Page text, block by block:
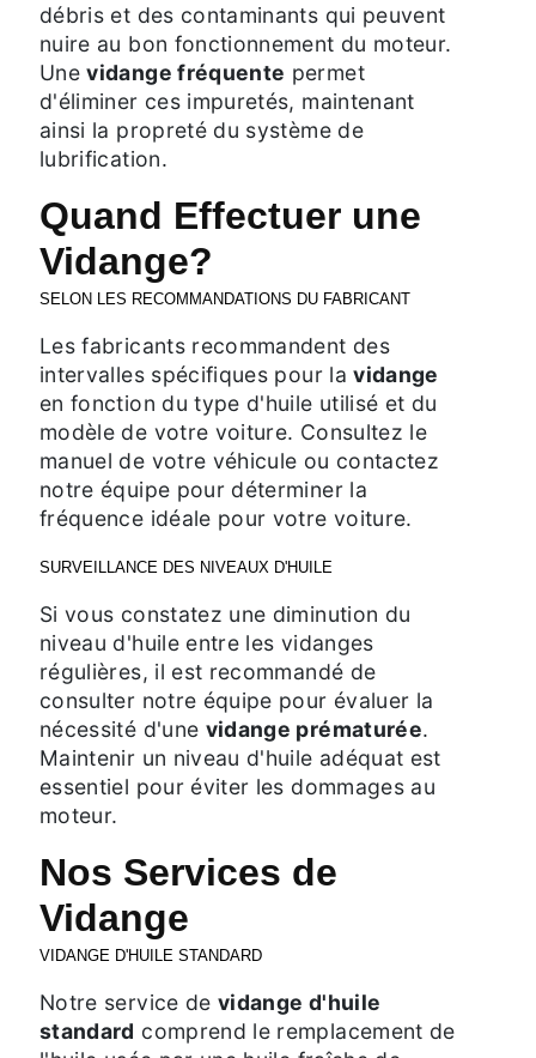
débris et des contaminants qui peuvent
nuire au bon fonctionnement du moteur.
Unevidange fréquente permet
d'éliminer ces impuretés, maintenant
ainsi la propreté du système de
lubrification.
Quand Effectuer une
Vidange?
SELON LES RECOMMANDATIONS DU FABRICANT
Les fabricants recommandent des
intervalles spécifiques pour lavidange
en fonction du type d'huile utilisé et du
modèle de votre voiture. Consultez le
manuel de votre véhicule ou contactez
notre équipe pour déterminer la
fréquence idéale pour votre voiture.
SURVEILLANCE DES NIVEAUX D'HUILE
Si vous constatez une diminution du
niveau d'huile entre les vidanges
régulières, il est recommandé de
consulter notre équipe pour évaluer la
nécessité d'une vidange prématurée.
Maintenir un niveau d'huile adéquat est
essentiel pour éviter les dommages au
moteur.
Nos Services de
Vidange
VIDANGE D'HUILE STANDARD
Notre service de vidange d'huile
standard comprend le remplacement de